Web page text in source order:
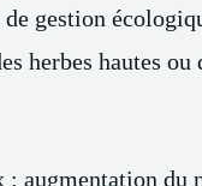
gestion
herbes hautes ou
augmentation du